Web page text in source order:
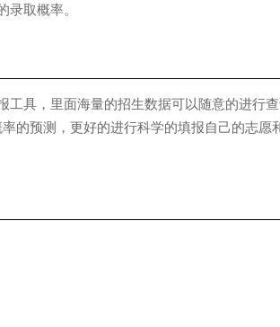
取概率。
具，里面海量的招生数据可以随意的进行
的预测，更好的进行科学的填报自己的志愿